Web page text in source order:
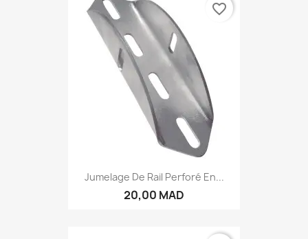
Jumelage De Rail Perforé En...
20,00 MAD
favorite_border